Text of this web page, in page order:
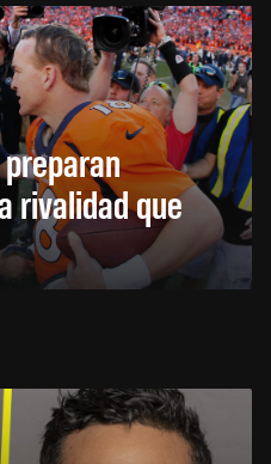
rivalidad que